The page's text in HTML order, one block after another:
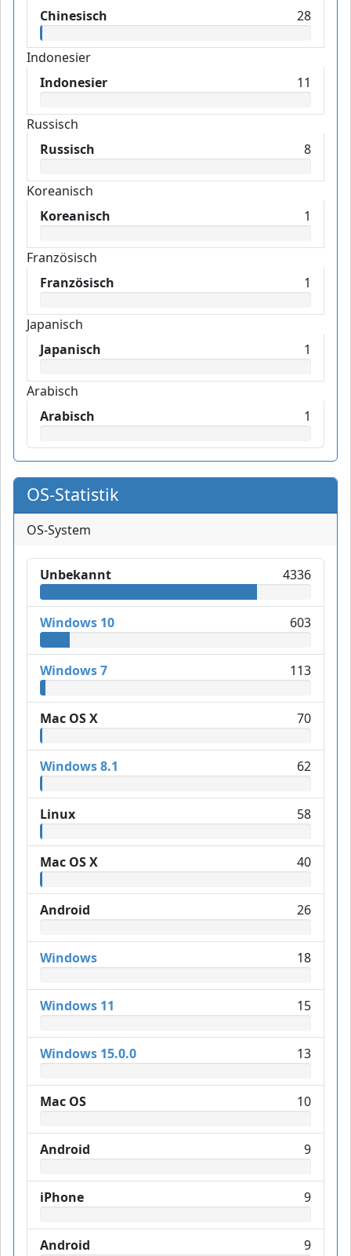
Chinesisch 28
Indonesier
Indonesier
11
Russisch
Russisch
8
Koreanisch
Koreanisch
1
Französisch
Französisch
1
Japanisch
Japanisch
1
Arabisch
Arabisch
1
OS-Statistik
OS-System
Unbekannt 4336
Windows 10 603
Windows 7 113
Mac OS X 70
Windows 8.1 62
Linux 58
Mac OS X 40
Android 26
Windows 18
Windows 11 15
Windows 15.0.0 13
Mac OS 10
Android 9
iPhone 9
Android 9